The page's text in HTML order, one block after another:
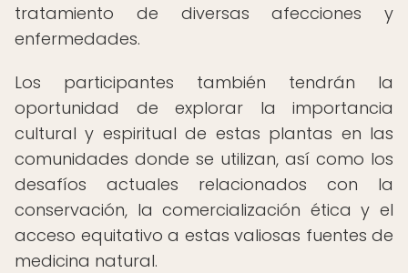
tratamiento de diversas afecciones y
enfermedades.
Los participantes también tendrán la
oportunidad de explorar la importancia
cultural y espiritual de estas plantas en las
comunidades donde se utilizan, así como los
desafíos actuales relacionados con la
conservación, la comercialización ética y el
acceso equitativo a estas valiosas fuentes de
medicina natural.